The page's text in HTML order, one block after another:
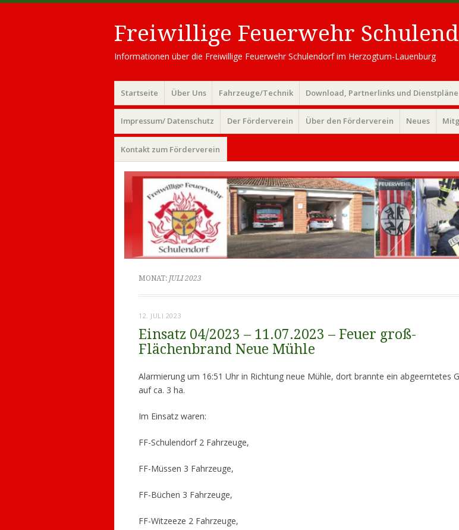
Freiwillige Feuerwehr
Informationen über die Freiwillige Feuerwehr Schulendorf im Herzogtum-Lauenburg
Menü
Zum
Inhalt
springen
Startseite Über Uns Fahrzeuge/Technik Download, Partnerlinks und Dienstpläne
Impressum/ Datenschutz Der Förderverein Über den Förderverein Neues
Kontakt zum Förderverein
MONAT: JULI 2023
12. JULI 2023
Einsatz 04/2023 – 11.07.2023 – Feuer groß-
Flächenbrand Neue Mühle
Alarmierung um 16:51 Uhr in Richtung neue Mühle, dort brannte ein abgeerntetes
auf ca. 3 ha.
Im Einsatz waren:
FF-Schulendorf 2 Fahrzeuge,
FF-Müssen 3 Fahrzeuge,
FF-Büchen 3 Fahrzeuge,
FF-Witzeeze 2 Fahrzeuge,